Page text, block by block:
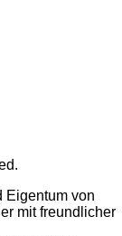
Eigentum von
mit freundlicher